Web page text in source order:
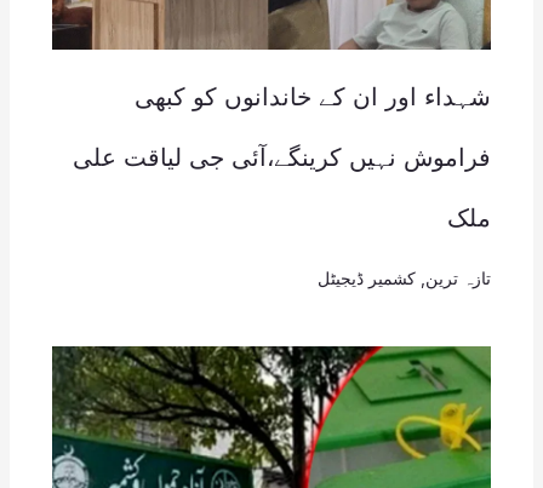
شہداء اور ان کے خاندانوں کو کبھی
فراموش نہیں کرینگے،آئی جی لیاقت علی
ملک
تازہ ترین کشمیر ڈیجیٹل